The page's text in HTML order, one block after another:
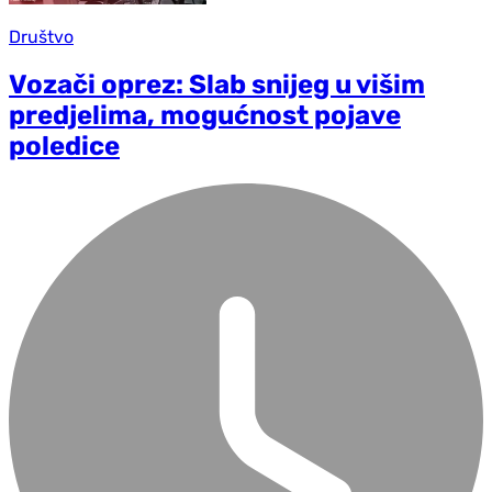
Društvo
Vozači oprez: Slab snijeg u višim
predjelima, mogućnost pojave
poledice